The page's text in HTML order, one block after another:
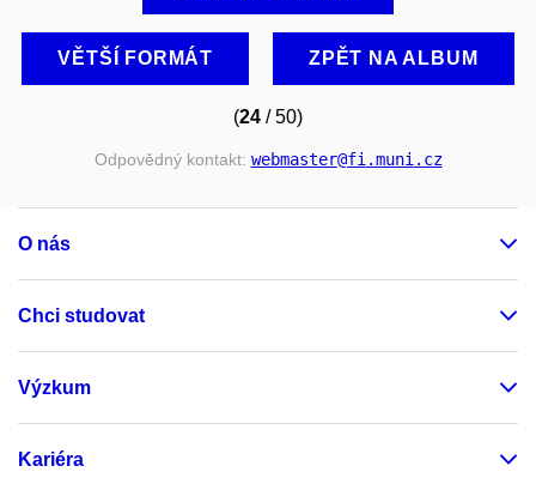
VĚTŠÍ FORMÁT ZPĚT NA ALBUM
(24 / 50)
Odpovědný kontakt: webmaster@fi.muni.cz
O nás
Chci studovat
Výzkum
Kariéra